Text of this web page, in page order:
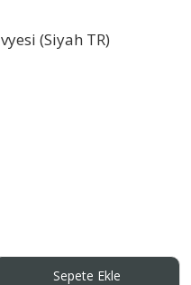
(Siyah TR)
Sepete Ekle